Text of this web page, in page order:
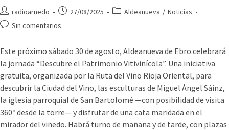
radioarnedo 27/08/2025 Aldeanueva / Noticias
Sin comentarios
Este próximo sábado 30 de agosto, Aldeanueva de Ebro celebrará
la jornada “Descubre el Patrimonio Vitivinícola”. Una iniciativa
gratuita, organizada por la Ruta del Vino Rioja Oriental, para
descubrir la Ciudad del Vino, las esculturas de Miguel Ángel Sáinz,
la iglesia parroquial de San Bartolomé —con posibilidad de visita
360º desde la torre— y disfrutar de una cata maridada en el
mirador del viñedo. Habrá turno de mañana y de tarde, con plazas